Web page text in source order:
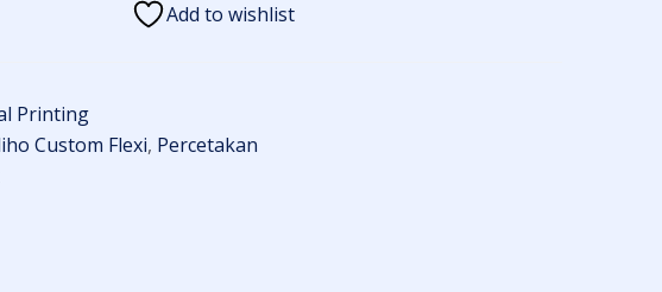
Add to wishlist
Printing
Custom Flexi, Percetakan